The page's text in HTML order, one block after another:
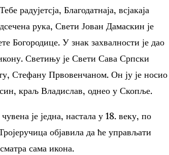
радујетсја, Благодатнаја, всјакаја
рука, Свети Јован Дамаскин је
Богородице. У знак захвалности је дао
Светињу је Свети Сава Српски
Стефану Првовенчаном. Он ју је носио
краљ Владислав, однео у Скопље.
је једна, настала у 18. веку, по
објавила да ће управљати
сама икона.